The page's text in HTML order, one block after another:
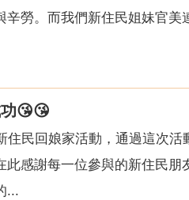
勞。而我們新住民姐妹官美
😘😘
民回娘家活動，通過這次
感謝每一位參與的新住民
...